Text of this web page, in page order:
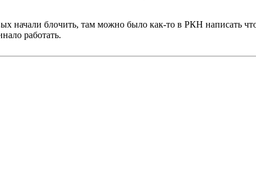
начали блочить, там можно было как-то в РКН написать
работать.